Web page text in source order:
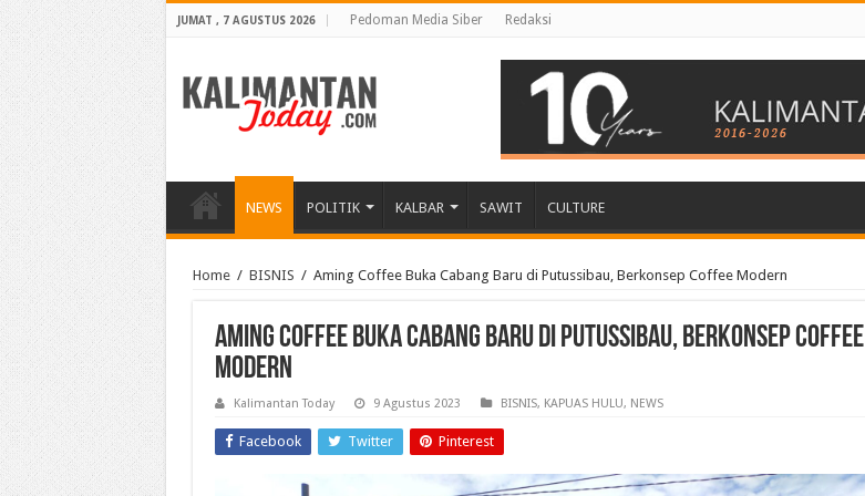
JUMAT , 7 AGUSTUS 2026 Pedoman Media Siber Redaksi
NEWS POLITIK KALBAR SAWIT CULTURE
Home / BISNIS / Aming Coffee Buka Cabang Baru di Putussibau, Berkonsep Coffee Modern
Aming Coffee Buka Cabang Baru di Putussibau, Berkonsep Coffee
Modern
Kalimantan Today 9 Agustus 2023 BISNIS, KAPUAS HULU, NEWS
Facebook Twitter Pinterest